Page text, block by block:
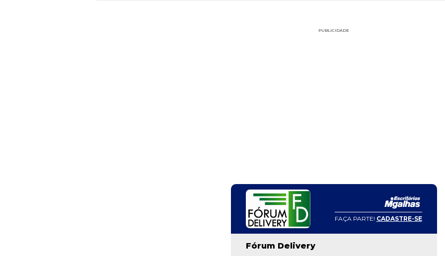
PUBLICIDADE
FAÇA PARTE! CADASTRE-SE
Fórum Delivery